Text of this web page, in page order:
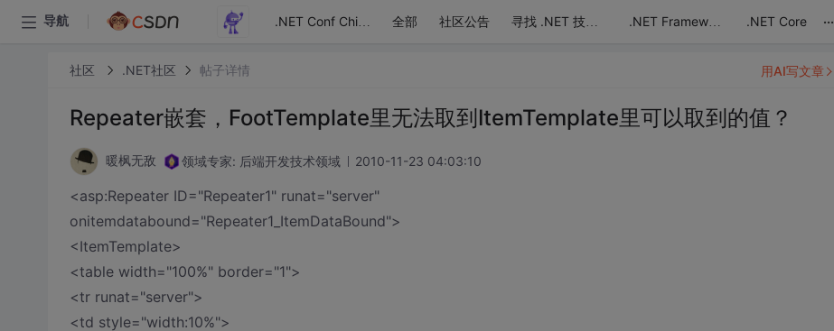
导航 .NET Conf China 全部 社区公告 寻找 .NET 技术达人 .NET Framework .NET Core ...
社区 .NET社区 帖子详情
Repeater嵌套，FootTemplate里无法取到ItemTemplate里可以取到的值？
暖枫无敌 领域专家: 后端开发技术领域 2010-11-23 04:03:10
<asp:Repeater ID="Repeater1" runat="server"
onitemdatabound="Repeater1_ItemDataBound">
<ItemTemplate>
<table width="100%" border="1">
<tr runat="server">
<td style="width:10%">
用AI写文章